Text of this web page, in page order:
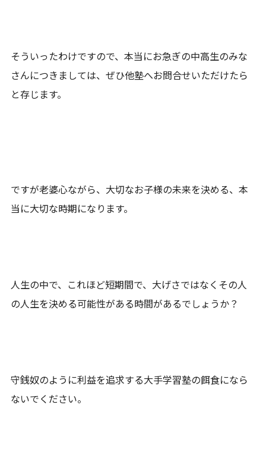
そういったわけですので、本当にお急ぎの中高生のみな
さんにつきましては、ぜひ他塾へお問合せいただけたら
と存じます。
ですが老婆心ながら、大切なお子様の未来を決める、本
当に大切な時期になります。
人生の中で、これほど短期間で、大げさではなくその人
の人生を決める可能性がある時間があるでしょうか？
守銭奴のように利益を追求する大手学習塾の餌食になら
ないでください。